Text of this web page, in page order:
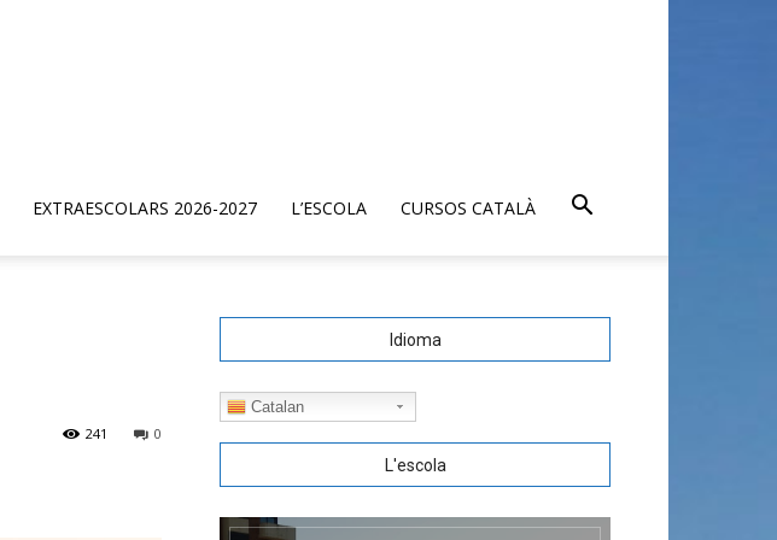
EXTRAESCOLARS 2026-2027 L’ESCOLA CURSOS CATALÀ
0
241
Idioma
Catalan
L'escola